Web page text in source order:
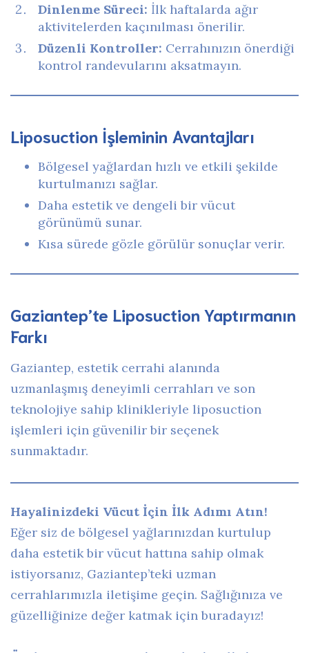
Dinlenme Süreci: İlk haftalarda ağır
aktivitelerden kaçınılması önerilir.
Düzenli Kontroller: Cerrahınızın önerdiği
kontrol randevularını aksatmayın.
Liposuction İşleminin Avantajları
Bölgesel yağlardan hızlı ve etkili şekilde
kurtulmanızı sağlar.
Daha estetik ve dengeli bir vücut
görünümü sunar.
Kısa sürede gözle görülür sonuçlar verir.
Gaziantep’te Liposuction Yaptırmanın
Farkı
Gaziantep, estetik cerrahi alanında
uzmanlaşmış deneyimli cerrahları ve son
teknolojiye sahip klinikleriyle liposuction
işlemleri için güvenilir bir seçenek
sunmaktadır.
Hayalinizdeki Vücut İçin İlk Adımı Atın!
Eğer siz de bölgesel yağlarınızdan kurtulup
daha estetik bir vücut hattına sahip olmak
istiyorsanız, Gaziantep’teki uzman
cerrahlarımızla iletişime geçin. Sağlığınıza ve
güzelliğinize değer katmak için buradayız!